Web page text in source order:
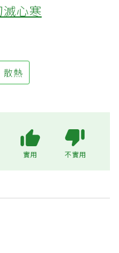
心寒
散熱
實用 不實用